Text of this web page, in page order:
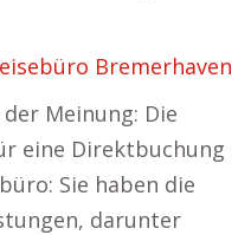
Bremerhaven
Meinung: Die
eine Direktbuchung
Sie haben die
darunter